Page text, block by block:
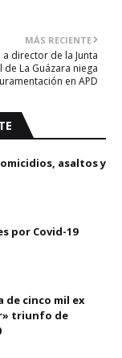
MÁS RECIENTE
director de la Junta
de La Guázara niega
en APD
asaltos y
por Covid-19
de cinco mil ex
triunfo de